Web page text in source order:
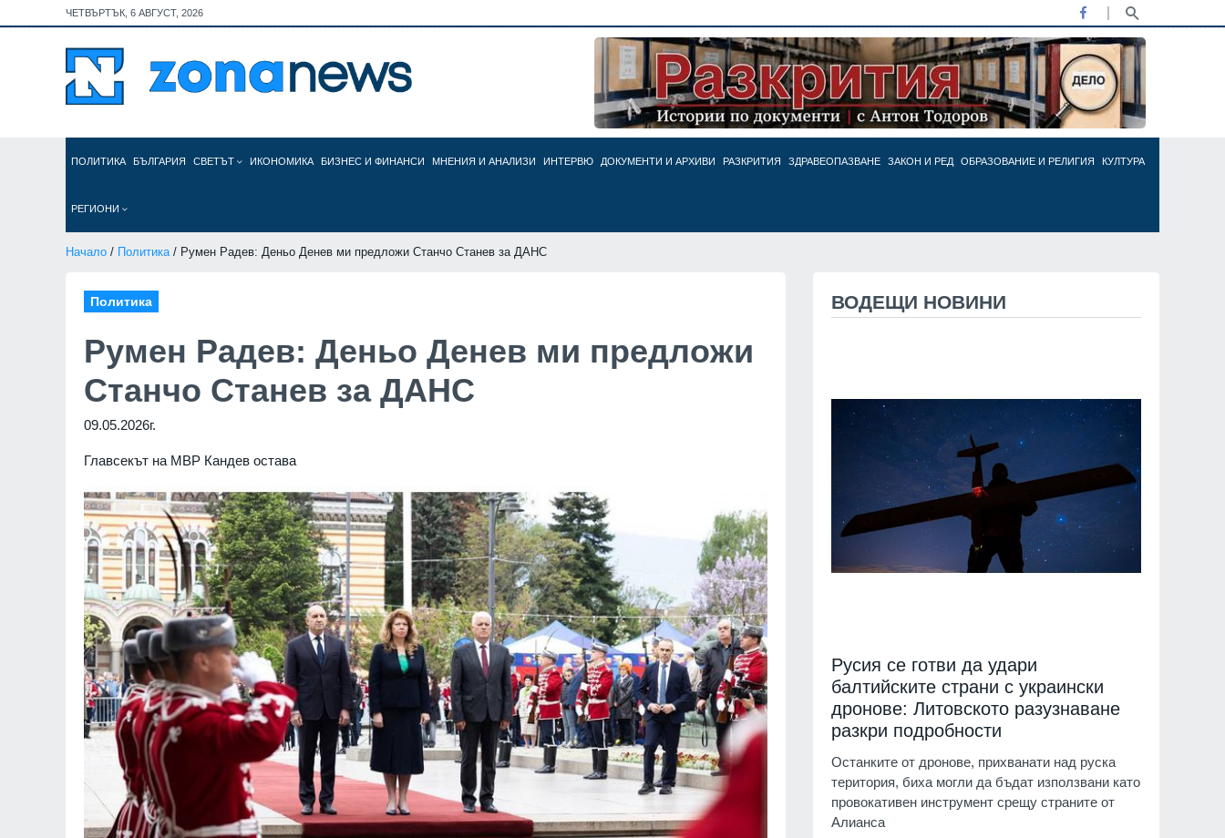
ЧЕТВЪРТЪК, 6 АВГУСТ, 2026
ПОЛИТИКА БЪЛГАРИЯ СВЕТЪТ ИКОНОМИКА БИЗНЕС И ФИНАНСИ МНЕНИЯ И АНАЛИЗИ ИНТЕРВЮ ДОКУМЕНТИ И АРХИВИ РАЗКРИТИЯ ЗДРАВЕОПАЗВАНЕ ЗАКОН И РЕД ОБРАЗОВАНИЕ И РЕЛИГИЯ КУЛТУРА
РЕГИОНИ
Начало / Политика/ Румен Радев: Деньо Денев ми предложи Станчо Станев за ДАНС
Политика
Румен Радев: Деньо Денев ми предложи
Станчо Станев за ДАНС
09.05.2026г.
Главсекът на МВР Кандев остава
ВОДЕЩИ НОВИНИ
Русия се готви да удари
балтийските страни с украински
дронове: Литовското разузнаване
разкри подробности
Останките от дронове, прихванати над руска
територия, биха могли да бъдат използвани като
провокативен инструмент срещу страните от
Алианса